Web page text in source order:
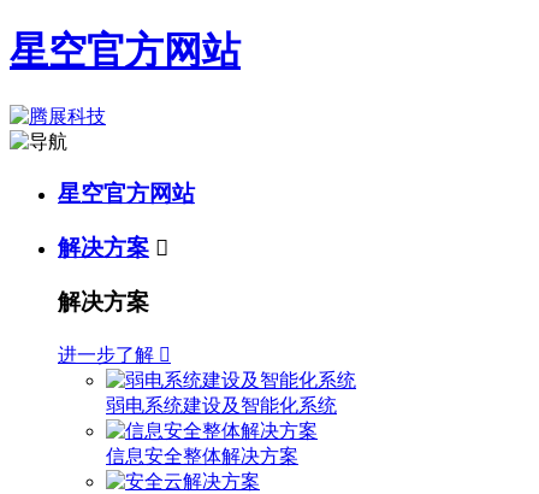
星空官方网站
星空官方网站
解决方案 
解决方案
进一步了解 
弱电系统建设及智能化系统
信息安全整体解决方案